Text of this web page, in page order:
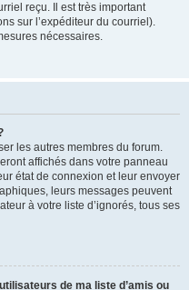
reçu. Il est très important
sur l’expéditeur du courriel).
nécessaires.
les autres membres du forum.
affichés dans votre panneau
état de connexion et leur envoyer
leurs messages peuvent
à votre liste d’ignorés, tous ses
de ma liste d’amis ou